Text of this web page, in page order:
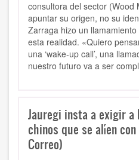
consultora del sector (Wood
apuntar su origen, no su
Zarraga hizo un
esta realidad. «Quiero
una ‘wake-up call’, una
nuestro futuro va a ser
Jauregi insta a exigir
chinos que se alíen
Correo)